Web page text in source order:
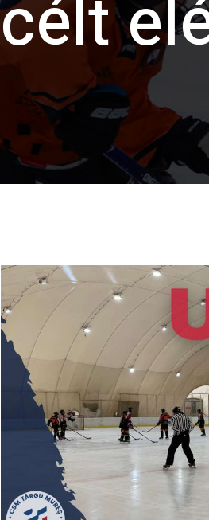
célt